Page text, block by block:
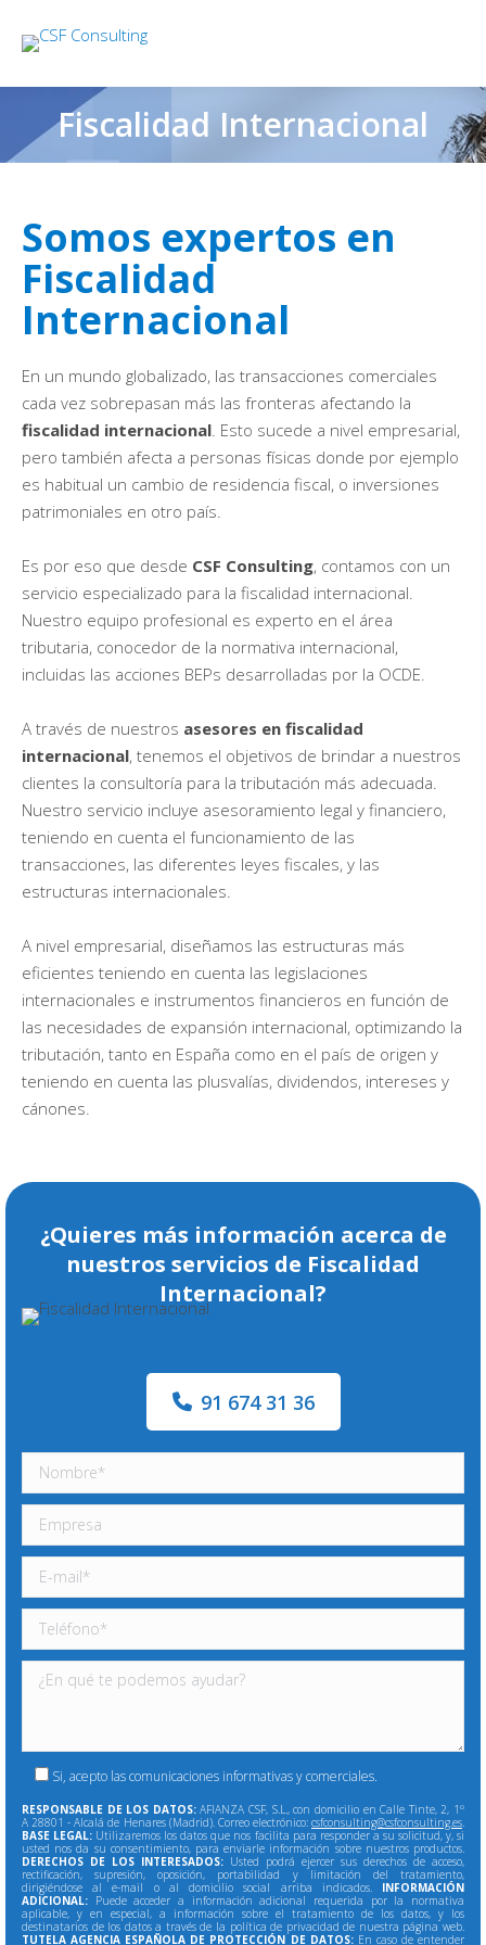
Fiscalidad Internacional
Somos expertos en
Fiscalidad
Internacional
En un mundo globalizado, las transacciones comerciales
cada vez sobrepasan más las fronteras afectando la
fiscalidad internacional. Esto sucede a nivel empresarial,
pero también afecta a personas físicas donde por ejemplo
es habitual un cambio de residencia fiscal, o inversiones
patrimoniales en otro país.
Es por eso que desde CSF Consulting, contamos con un
servicio especializado para la fiscalidad internacional.
Nuestro equipo profesional es experto en el área
tributaria, conocedor de la normativa internacional,
incluidas las acciones BEPs desarrolladas por la OCDE.
A través de nuestros asesores en fiscalidad
internacional, tenemos el objetivos de brindar a nuestros
clientes la consultoría para la tributación más adecuada.
Nuestro servicio incluye asesoramiento legal y financiero,
teniendo en cuenta el funcionamiento de las
transacciones, las diferentes leyes fiscales, y las
estructuras internacionales.
A nivel empresarial, diseñamos las estructuras más
eficientes teniendo en cuenta las legislaciones
internacionales e instrumentos financieros en función de
las necesidades de expansión internacional, optimizando la
tributación, tanto en España como en el país de origen y
teniendo en cuenta las plusvalías, dividendos, intereses y
cánones.
¿Quieres más información acerca de
nuestros servicios de Fiscalidad
Internacional?
91 674 31 36
Si, acepto las comunicaciones informativas y comerciales.
RESPONSABLE DE LOS DATOS:AFIANZA CSF, S.L., con domicilio en Calle Tinte, 2, 1º
A 28801 - Alcalá de Henares (Madrid). Correo electrónico: csfconsulting@csfconsulting.es.
BASE LEGAL: Utilizaremos los datos que nos facilita para responder a su solicitud, y, si
usted nos da su consentimiento, para enviarle información sobre nuestros productos.
DERECHOS DE LOS INTERESADOS: Usted podrá ejercer sus derechos de acceso,
rectificación, supresión, oposición, portabilidad y limitación del tratamiento,
dirigiéndose al e-mail o al domicilio social arriba indicados. INFORMACIÓN
ADICIONAL: Puede acceder a información adicional requerida por la normativa
aplicable, y en especial, a información sobre el tratamiento de los datos, y los
destinatarios de los datos a través de la política de privacidad de nuestra página web.
TUTELA AGENCIA ESPAÑOLA DE PROTECCIÓN DE DATOS:En caso de entender